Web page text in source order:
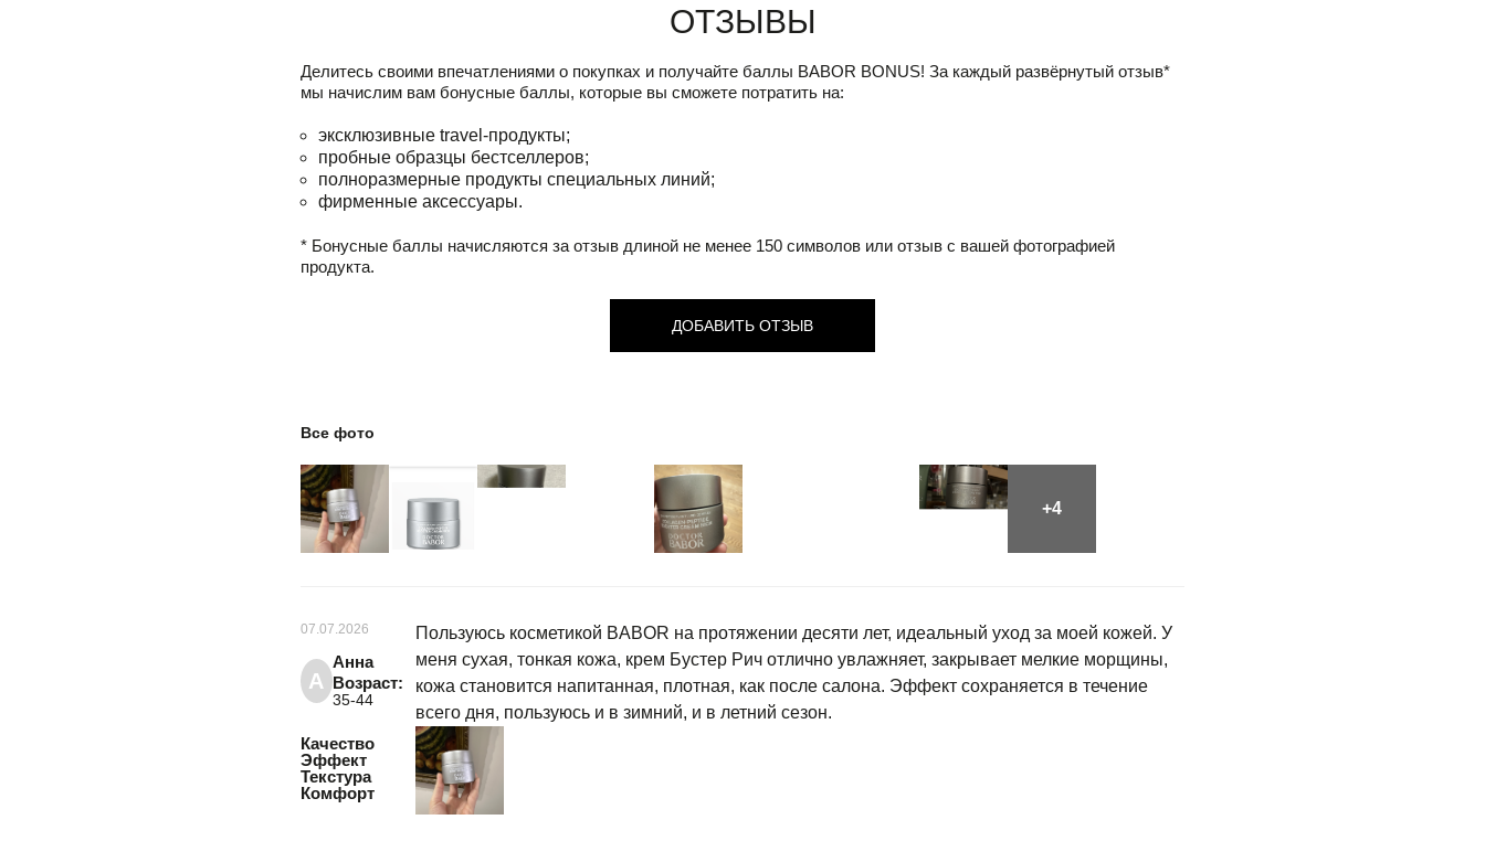
Отзывы
Делитесь своими впечатлениями о покупках и получайте баллы BABOR BONUS! За каждый развёрнутый отзыв*
мы начислим вам бонусные баллы, которые вы сможете потратить на:
эксклюзивные travel-продукты;
пробные образцы бестселлеров;
полноразмерные продукты специальных линий;
фирменные аксессуары.
* Бонусные баллы начисляются за отзыв длиной не менее 150 символов или отзыв с вашей фотографией
продукта.
ДОБАВИТЬ ОТЗЫВ
Все фото
07.07.2026
А
Анна
Возраст:
35-44
Качество
Эффект
Текстура
Комфорт
Пользуюсь косметикой BABOR на протяжении десяти лет, идеальный уход за моей кожей. У
меня сухая, тонкая кожа, крем Бустер Рич отлично увлажняет, закрывает мелкие морщины,
кожа становится напитанная, плотная, как после салона. Эффект сохраняется в течение
всего дня, пользуюсь и в зимний, и в летний сезон.